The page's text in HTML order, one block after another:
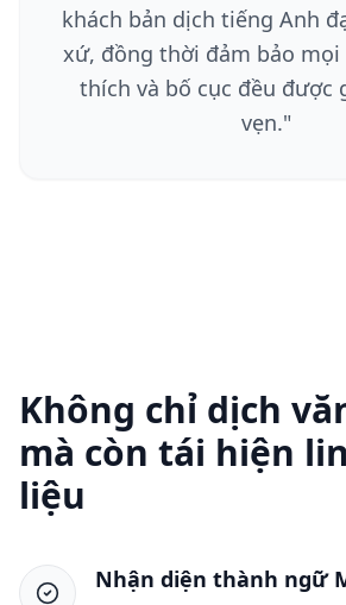
khách bản dịch tiếng Anh
xứ, đồng thời đảm bảo mọi
thích và bố cục đều được
vẹn."
Không chỉ dịch
mà còn tái hiện
liệu
Nhận diện thành ngữ